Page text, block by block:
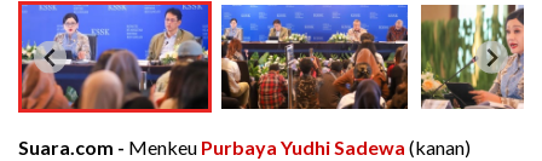
Suara.com - Menkeu Purbaya Yudhi Sadewa (kanan)